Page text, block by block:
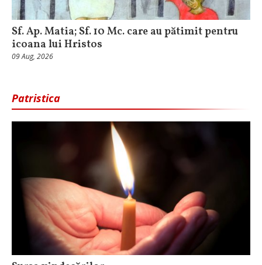
Sf. Ap. Matia; Sf. 10 Mc. care au pătimit pentru
icoana lui Hristos
09 Aug, 2026
Patristica